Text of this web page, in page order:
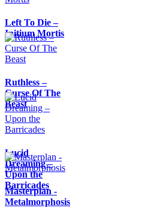
Left To Die –
Initium Mortis
Ruthless –
Curse Of The
Beast
Lucid
Dreaming –
Upon the
Barricades
Masterplan -
Metalmorphosis